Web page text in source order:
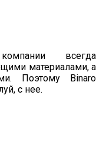
всегда
материалами, а
Поэтому Binaro
с нее.